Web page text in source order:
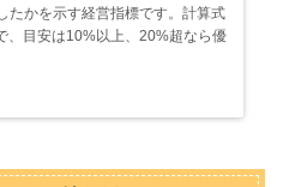
たかを示す経営指標です。計算式
、目安は10%以上、20%超なら優